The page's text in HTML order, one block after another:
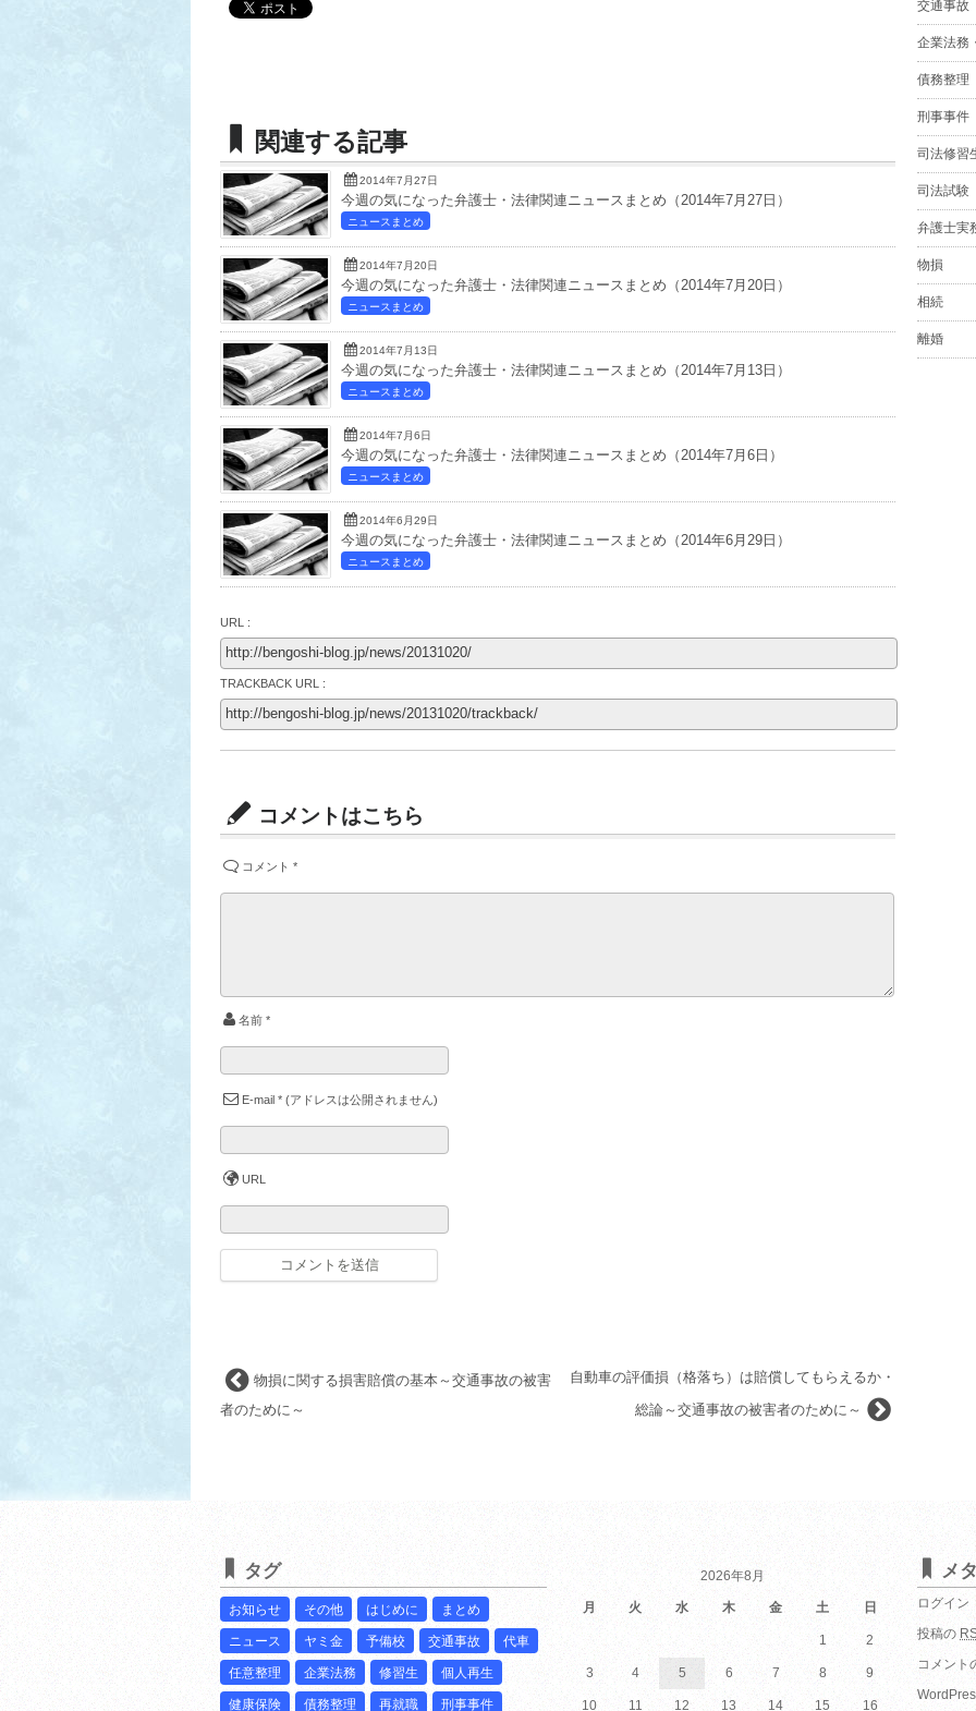
関連する記事
2014年7月27日
今週の気になった弁護士・法律関連ニュースまとめ（2014年7月27日）
ニュースまとめ
2014年7月20日
今週の気になった弁護士・法律関連ニュースまとめ（2014年7月20日）
ニュースまとめ
2014年7月13日
今週の気になった弁護士・法律関連ニュースまとめ（2014年7月13日）
ニュースまとめ
2014年7月6日
今週の気になった弁護士・法律関連ニュースまとめ（2014年7月6日）
ニュースまとめ
2014年6月29日
今週の気になった弁護士・法律関連ニュースまとめ（2014年6月29日）
ニュースまとめ
URL :
TRACKBACK URL :
コメントはこちら
コメント *
名前 *
E-mail *(アドレスは公開されません)
URL
自動車の評価損（格落ち）は賠償してもらえるか・
総論～交通事故の被害者のために～
物損に関する損害賠償の基本～交通事故の被害
者のために～
交通事故
企業法務
債務整理
刑事事件
司法修習
司法試験
弁護士実
物損
相続
離婚
タグ
お知らせ その他 はじめに まとめ
ニュース ヤミ金 予備校 交通事故 代車
任意整理 企業法務 修習生 個人再生
健康保険 債務整理 再就職 刑事事件
2026年8月
月 火 水 木 金 土 日
1 2
3 4 5 6 7 8 9
10 11 12 13 14 15 16
メ
ログイン
投稿の
コメント